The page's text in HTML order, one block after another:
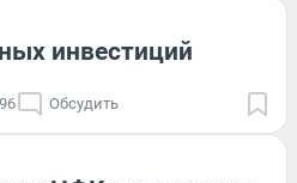
инвестиций
Обсудить